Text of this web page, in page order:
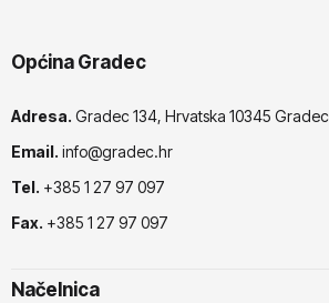
Općina Gradec
Adresa. Gradec 134, Hrvatska 10345 Gradec
Email. info@gradec.hr
Tel. +385 1 27 97 097
Fax. +385 1 27 97 097
Načelnica